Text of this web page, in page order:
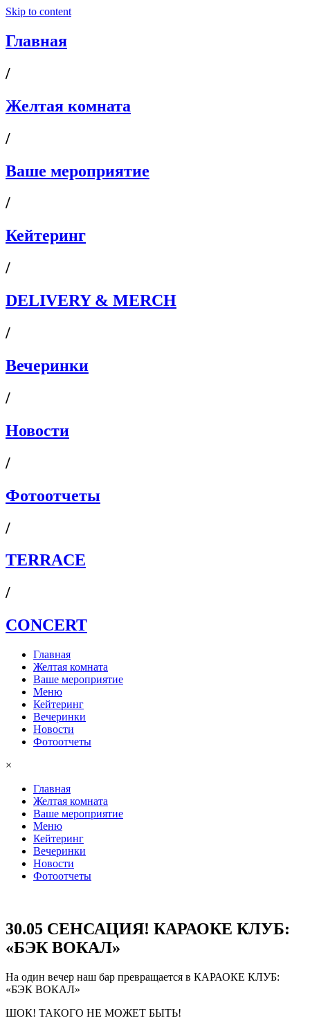
Skip to content
Главная
/
Желтая комната
/
Ваше мероприятие
/
Кейтеринг
/
DELIVERY & MERCH
/
Вечеринки
/
Новости
/
Фотоотчеты
/
TERRACE
/
СONCERT
Главная
Желтая комната
Ваше мероприятие
Меню
Кейтеринг
Вечеринки
Новости
Фотоотчеты
×
Главная
Желтая комната
Ваше мероприятие
Меню
Кейтеринг
Вечеринки
Новости
Фотоотчеты
30.05 СЕНСАЦИЯ! КАРАОКЕ КЛУБ:
«БЭК ВОКАЛ»
На один вечер наш бар превращается в КАРАОКЕ КЛУБ:
«БЭК ВОКАЛ»
ШОК! ТАКОГО НЕ МОЖЕТ БЫТЬ!